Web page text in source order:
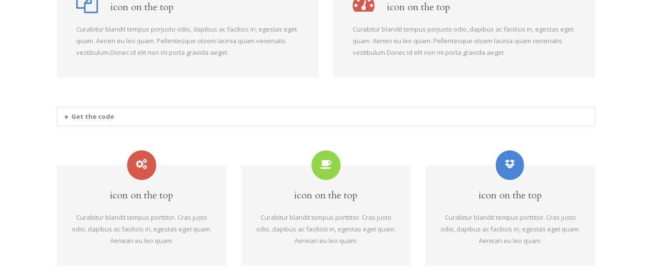
icon on the top
Curabitur blandit tempus porjusto odio, dapibus ac facilisis in, egestas eget
quam. Aenen eu leo quam. Pellentesque otsem lacinia quam venenatis
vestibulum.Donec id elit non mi porta gravida aeget.
icon on the top
Curabitur blandit tempus porjusto odio, dapibus ac facilisis in, egestas eget
quam. Aenen eu leo quam. Pellentesque otsem lacinia quam venenatis
vestibulum.Donec id elit non mi porta gravida aeget.
Get the code
icon on the top
Curabitur blandit tempus porttitor. Cras justo
odio, dapibus ac facilisis in, egestas eget quam.
Aenean eu leo quam.
icon on the top
Curabitur blandit tempus porttitor. Cras justo
odio, dapibus ac facilisis in, egestas eget quam.
Aenean eu leo quam.
icon on the top
Curabitur blandit tempus porttitor. Cras justo
odio, dapibus ac facilisis in, egestas eget quam.
Aenean eu leo quam.